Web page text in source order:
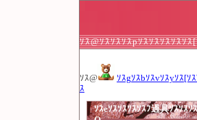
ｿｽ@ｿｽｿｽｿｽpｿｽｿｽｿｽｿｽｿ
ｿｽ@
ｿｽgｿｽbｿｽvｿｽyｿｽ[ｿ
ｽ
ｿｽeｿｽｿｽｿｽｿｽﾌ過具ｿｽｿｽｿ